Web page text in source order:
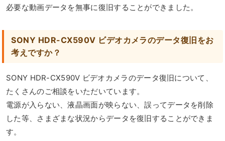
必要な動画データを無事に復旧することができました。
SONY HDR-CX590V ビデオカメラのデータ復旧をお
考えですか？
SONY HDR-CX590V ビデオカメラのデータ復旧について、
たくさんのご相談をいただいています。
電源が入らない、液晶画面が映らない、誤ってデータを削除
した等、さまざまな状況からデータを復旧することができま
す。